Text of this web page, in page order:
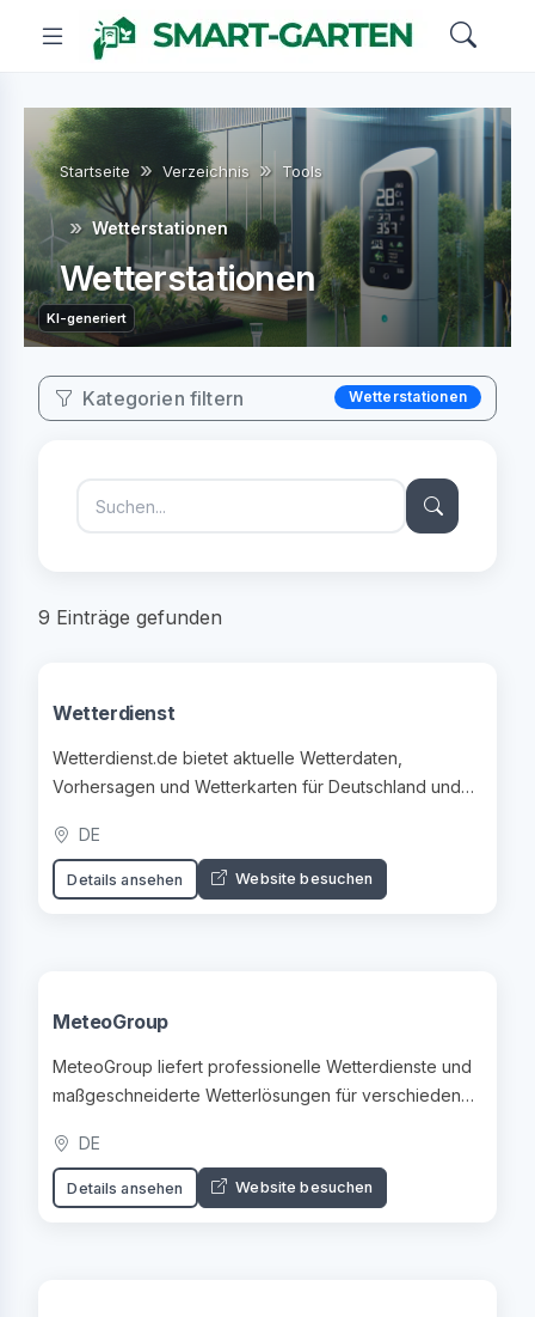
KI-generiert
Startseite Verzeichnis Tools
Wetterstationen
Wetterstationen
Kategorien filtern Wetterstationen
9 Einträge gefunden
Wetterdienst
Wetterdienst.de bietet aktuelle Wetterdaten,
Vorhersagen und Wetterkarten für Deutschland und
DE
Details ansehen Website besuchen
MeteoGroup
MeteoGroup liefert professionelle Wetterdienste und
maßgeschneiderte Wetterlösungen für verschiedene
DE
Details ansehen Website besuchen